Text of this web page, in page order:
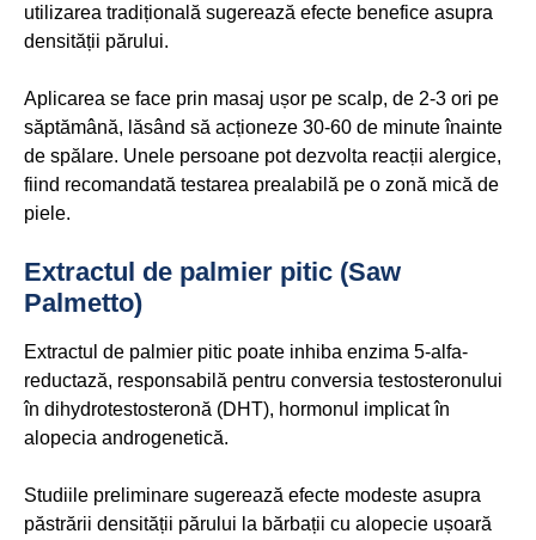
utilizarea tradițională sugerează efecte benefice asupra
densității părului.
Aplicarea se face prin masaj ușor pe scalp, de 2-3 ori pe
săptămână, lăsând să acționeze 30-60 de minute înainte
de spălare. Unele persoane pot dezvolta reacții alergice,
fiind recomandată testarea prealabilă pe o zonă mică de
piele.
Extractul de palmier pitic (Saw
Palmetto)
Extractul de palmier pitic poate inhiba enzima 5-alfa-
reductază, responsabilă pentru conversia testosteronului
în dihydrotestosteronă (DHT), hormonul implicat în
alopecia androgenetică.
Studiile preliminare sugerează efecte modeste asupra
păstrării densității părului la bărbații cu alopecie ușoară